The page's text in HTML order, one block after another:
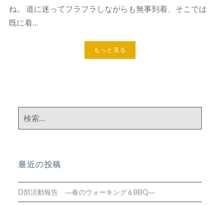
ね。 道に迷ってフラフラしながらも無事到着、そこでは
既に着…
もっと見る
索:
最近の投稿
D部活動報告 ―春のウォーキング＆BBQ―